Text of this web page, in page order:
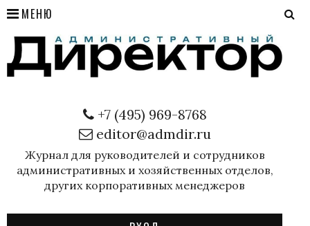
МЕНЮ
+7 (495) 969-8768
editor@admdir.ru
Журнал для руководителей и сотрудников
административных и хозяйственных отделов,
других корпоративных менеджеров